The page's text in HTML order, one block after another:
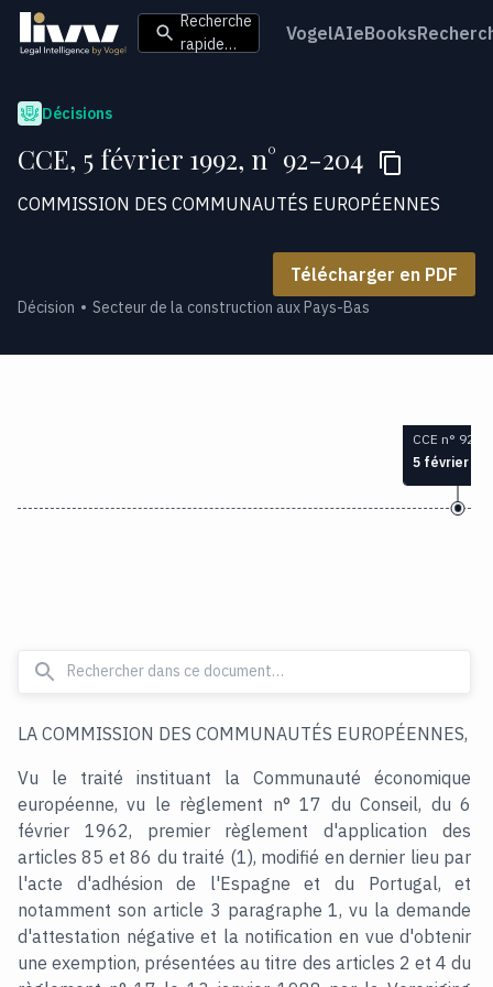
Recherche
rapide…
VogelAIeBooks
Décisions
CCE, 5 février 1992, n° 92-204
COMMISSION DES COMMUNAUTÉS EUROPÉENNES
Télécharger en PDF
Décision Secteur de la construction aux Pays-Bas
CCE n° 92-
5 février
LA COMMISSION DES COMMUNAUTÉS EUROPÉENNES,
Vu le traité instituant la Communauté économique
européenne, vu le règlement n° 17 du Conseil, du 6
février 1962, premier règlement d'application des
articles 85 et 86 du traité (1), modifié en dernier lieu par
l'acte d'adhésion de l'Espagne et du Portugal, et
notamment son article 3 paragraphe 1, vu la demande
d'attestation négative et la notification en vue d'obtenir
une exemption, présentées au titre des articles 2 et 4 du